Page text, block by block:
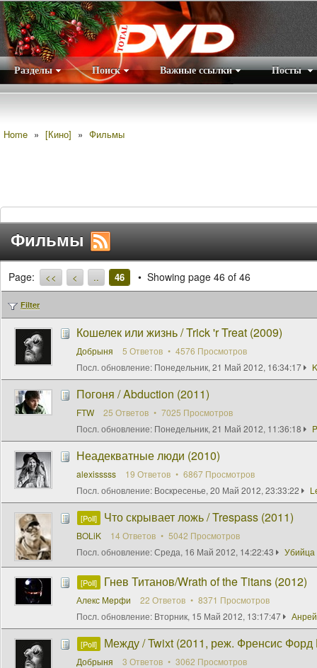
Разделы Поиск Важные ссылки Посты
Home » [Кино] » Фильмы
Фильмы
Page: << < .. 46 Showing page 46 of 46
Filter
Кошелек или жизнь / Trick 'r Treat (2009)
Добрыня 5 Ответов
4576 Просмотров
Посл. обновление: Понедельник, 21 Май 2012, 16:34:17
Погоня / Abduction (2011)
FTW 25 Ответов
7025 Просмотров
Посл. обновление: Понедельник, 21 Май 2012, 11:36:18
Неадекватные люди (2010)
alexisssss 19 Ответов
6867 Просмотров
Посл. обновление: Воскресенье, 20 Май 2012, 23:33:22
[Poll] Что скрывает ложь / Trespass (2011)
BOLiK 14 Ответов
5042 Просмотров
Посл. обновление:Среда, 16 Май 2012, 14:22:43 Убийца
[Poll] Гнев Титанов/Wrath of the Titans (2012)
Алекс Мeрфи 22 Ответов
8371 Просмотров
Посл. обновление: Вторник, 15 Май 2012, 13:17:47 Анрей
[Poll] Между / Twixt (2011, реж. Френсис Форд
Добрыня 3 Ответов
3062 Просмотров